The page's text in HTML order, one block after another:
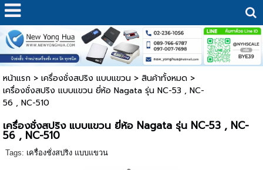
หน้าแรก> เครื่องชั่งสปริง แบบแขวน> สินค้าทั้งหมด>
เครื่องชั่งสปริง แบบแขวน ยี่ห้อ Nagata รุ่น NC-53 , NC-
56 , NC-510
เครื่องชั่งสปริง แบบแขวน ยี่ห้อ Nagata รุ่น NC-53 , NC-
56 , NC-510
Tags: เครื่องชั่งสปริง แบบแขวน